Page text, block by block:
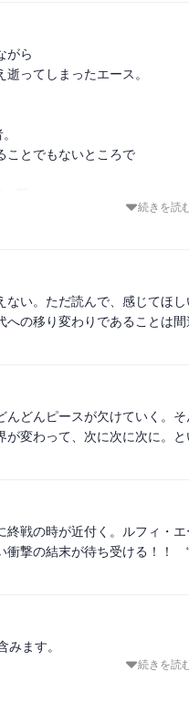
つ、
が追う赤犬！
ローですか！
ァルガー・ロー！
に行くためにダッシュ！
し笑
た極悪囚人たちを参加に入れ
まる！
ちゃう！
は実在する！
んだろう？
がら
ってしまったエース。
ことでもないところで
で掴めない謎と伏線の先。
が運命を変え、
るマリンフォード頂上戦。
続きを読
い。ただ読んで、感じてほし
の移り変わりであることは間
んどんピースが欠けていく。
が変わって、次に次に次に。
終戦の時が近付く。ルフィ・
撃の結末が待ち受ける！！
みます。
続きを読